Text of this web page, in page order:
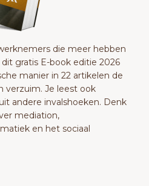
die meer hebben
gratis E-book editie 2026
manier in 22 artikelen de
verzuim. Je leest ook
andere invalshoeken. Denk
mediation,
en het sociaal